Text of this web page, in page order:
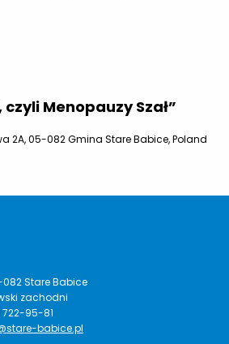
Menopauzy Szał”
2A, 05-082 Gmina Stare Babice, Poland
082 Stare Babice
zachodni
722-95-81
babice.pl